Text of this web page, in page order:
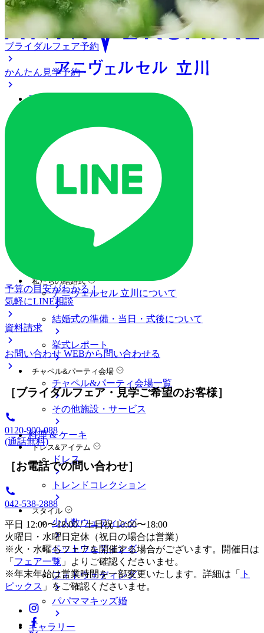
アクセス
ご列席の皆様へ
トピックス
ご予約・お問い合わせ
ブライダルフェア
ブライダルフェア一覧
ブライダルフェアの基礎知識
私たちの結婚式
アニヴェルセル 立川について
結婚式の準備・当日・式後について
挙式レポート
チャペル&パーティ会場
チャペル&パーティ会場一覧
その他施設・サービス
料理 & ケーキ
ドレス&アイテム
ドレス
トレンドコレクション
スタイル
少人数ウェディング
ペットウェディング
フォトウェディング
パパママキッズ婚
ギャラリー
ブライダルフェア予約
かんたん見学予約
予算の目安がわかる！
気軽にLINE相談
資料請求
お問い合わせ WEBから問い合わせる
［ブライダルフェア・見学ご希望のお客様］
0120-900-088
(通話無料)
［お電話での問い合わせ］
042-538-2888
平日 12:00〜18:00 / 土日祝 10:00〜18:00
火曜日・水曜日定休（祝日の場合は営業）
※火・水曜もフェアを開催する場合がございます。開催日は
「 フェア一覧 」よりご確認くださいませ。
※年末年始は営業時間を一部変更いたします。詳細は「
ト
ピックス 」をご確認くださいませ。